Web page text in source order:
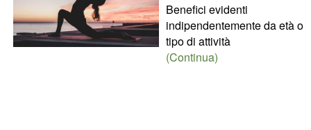
Benefici evidenti
indipendentemente da età o
tipo di attività
(Continua)